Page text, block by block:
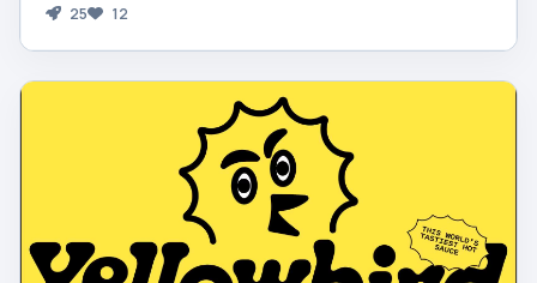
25 12